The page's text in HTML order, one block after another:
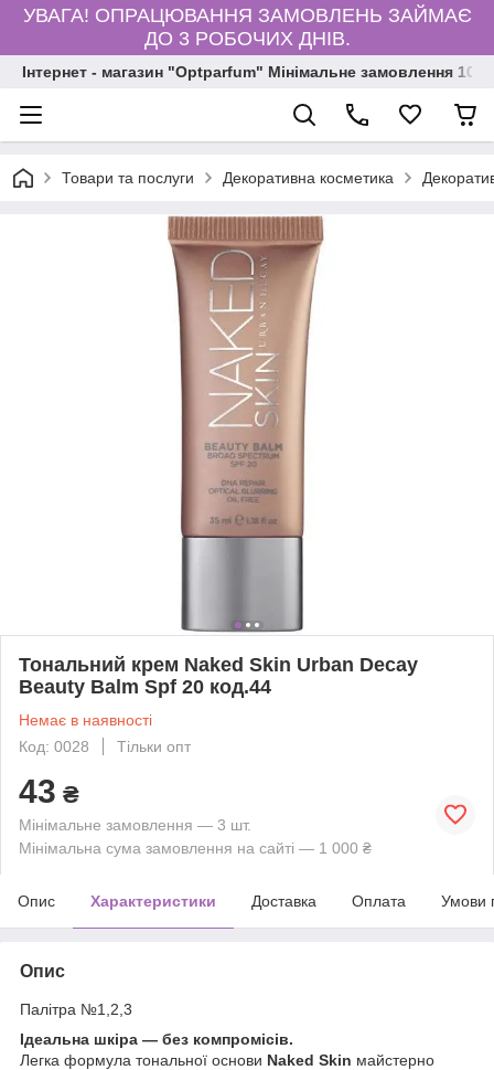
УВАГА! ОПРАЦЮВАННЯ ЗАМОВЛЕНЬ ЗАЙМАЄ
ДО 3 РОБОЧИХ ДНІВ.
Інтернет - магазин "Optparfum" Мінімальне замовлення
Товари та послуги Декоративна косметика
Тональний крем Naked Skin Urban Decay
Beauty Balm Spf 20 код.44
Немає в наявності
Код: 0028
Тільки опт
43 ₴
Мінімальне замовлення — 3 шт.
Мінімальна сума замовлення на сайті — 1 000 ₴
Опис Характеристики Доставка Оплата Умови
Опис
Палітра №1,2,3
Ідеальна шкіра — без компромісів.
Легка формула тональної основи Naked Skin майстерно